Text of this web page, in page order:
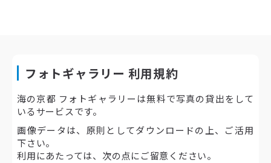
フォトギャラリー 利用規約
海の京都 フォトギャラリーは無料で写真の貸出をして
いるサービスです。
画像データは、原則としてダウンロードの上、ご活用
下さい。
利用にあたっては、次の点にご留意ください。